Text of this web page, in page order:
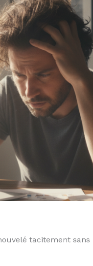
tacitement